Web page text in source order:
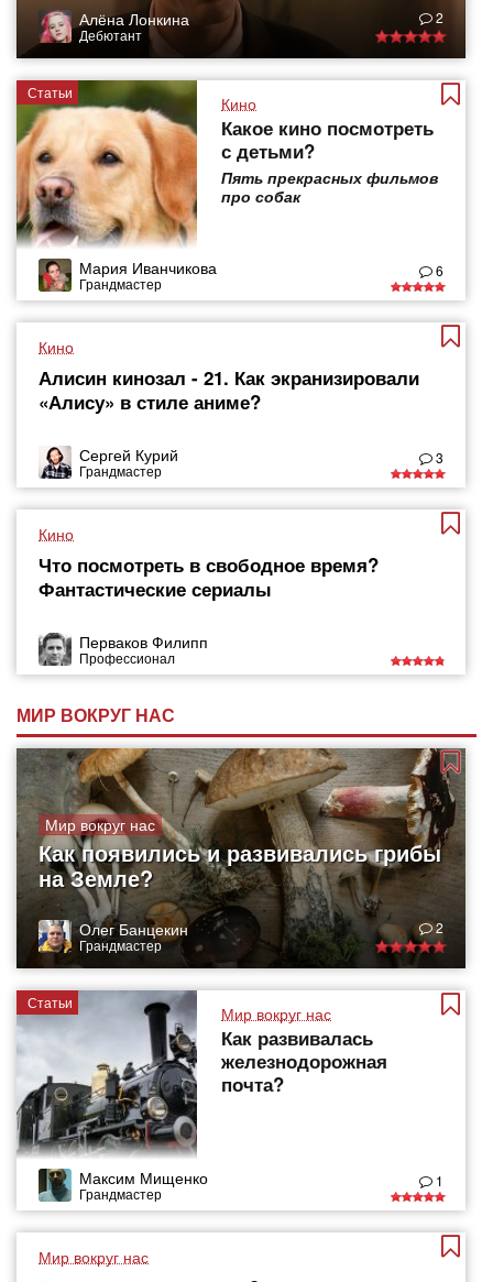
Алёна Лонкина
Дебютант
2
Статьи
Кино
Какое кино посмотреть
с детьми?
Пять прекрасных фильмов
про собак
Мария Иванчикова
Грандмастер
6
Кино
Алисин кинозал - 21. Как экранизировали
«Алису» в стиле аниме?
Сергей Курий
Грандмастер
3
Кино
Что посмотреть в свободное время?
Фантастические сериалы
Перваков Филипп
Профессионал
МИР ВОКРУГ НАС
Мир вокруг нас
Как появились и развивались грибы
на Земле?
Олег Банцекин
Грандмастер
2
Статьи
Мир вокруг нас
Как развивалась
железнодорожная
почта?
Максим Мищенко
Грандмастер
1
Мир вокруг нас